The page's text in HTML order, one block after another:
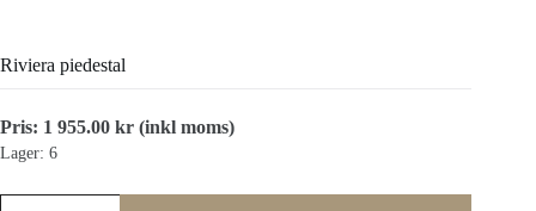
Riviera piedestal
Pris: 1 955.00 kr (inkl moms)
Lager: 6